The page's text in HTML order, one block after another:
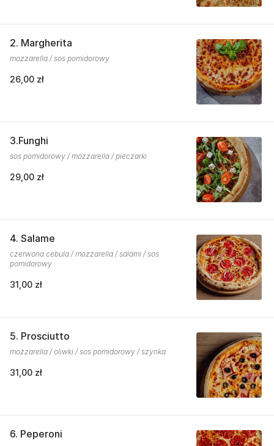
2. Margherita
mozzarella / sos pomidorowy
26,00 zł
3.Funghi
sos pomidorowy / mozzarella / pieczarki
29,00 zł
4. Salame
czerwona cebula / mozzarella / salami / sos
pomidorowy
31,00 zł
5. Prosciutto
mozzarella / oliwki / sos pomidorowy / szynka
31,00 zł
6. Peperoni